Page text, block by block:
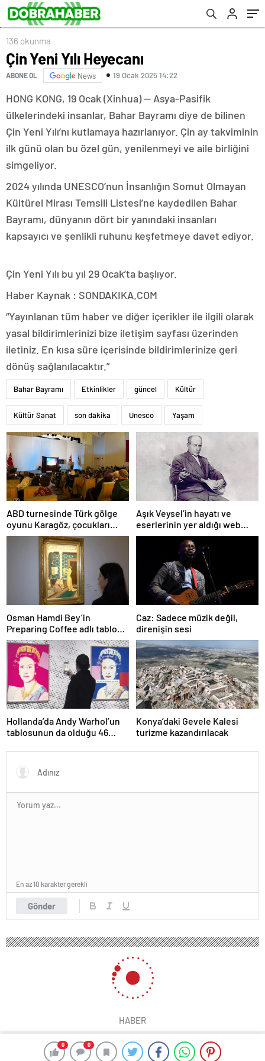
136 okunma
Çin Yeni Yılı Heyecanı
ABONE OL News 19 Ocak 2025 14:22
0 0
HONG KONG, 19 Ocak (Xinhua) — Asya-Pasifik
ülkelerindeki insanlar, Bahar Bayramı diye de bilinen
Çin Yeni Yılı’nı kutlamaya hazırlanıyor. Çin ay takviminin
ilk günü olan bu özel gün, yenilenmeyi ve aile birliğini
simgeliyor.
2024 yılında UNESCO’nun İnsanlığın Somut Olmayan
Kültürel Mirası Temsili Listesi’ne kaydedilen Bahar
Bayramı, dünyanın dört bir yanındaki insanları
kapsayıcı ve şenlikli ruhunu keşfetmeye davet ediyor.
Çin Yeni Yılı bu yıl 29 Ocak’ta başlıyor.
Haber Kaynak : SONDAKIKA.COM
“Yayınlanan tüm haber ve diğer içerikler ile ilgili olarak
yasal bildirimlerinizi bize iletişim sayfası üzerinden
iletiniz. En kısa süre içerisinde bildirimlerinize geri
dönüş sağlanılacaktır.”
Bahar Bayramı Etkinlikler güncel Kültür
Kültür Sanat son dakika Unesco Yaşam
ABD turnesinde Türk gölge
oyunu Karagöz, çocukları
büyüledi
Aşık Veysel’in hayatı ve
eserlerinin yer aldığı web
portalı hizmete girdi
Osman Hamdi Bey’in
Preparing Coffee adlı tablosu
75 milyon liraya satışa
sunuldu
Caz: Sadece müzik değil,
direnişin sesi
Hollanda’da Andy Warhol’un
tablosunun da olduğu 46
Konya’daki Gevele Kalesi
turizme kazandırılacak
Gönder
En az 10 karakter gerekli
HABER